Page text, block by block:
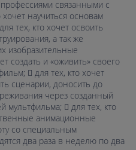
связанными с
научиться основам
тех, кто хочет освоить
а так же
изобразительные
создать и «оживить» своего
 для тех, кто хочет
сценарии, доносить до
через созданный
мультфильма;  для тех, кто
анимационные
со специальным
два раза в неделю по два